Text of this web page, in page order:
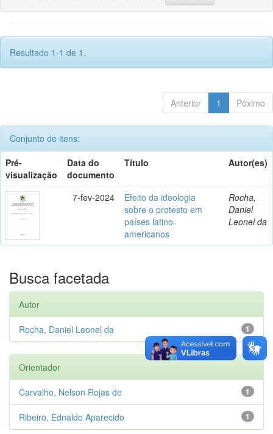
Resultado 1-1 de 1.
Anterior 1 Póximo
Conjunto de itens:
Pré-
visualização
Data do
documento
Título Autor(es)
7-fev-2024
Efeito da ideologia
sobre o protesto em
países latino-
americanos
Rocha,
Daniel
Leonel da
Busca facetada
Autor
1
Rocha, Daniel Leonel da
Orientador
1
Carvalho, Nelson Rojas de
1
Ribeiro, Ednaldo Aparecido